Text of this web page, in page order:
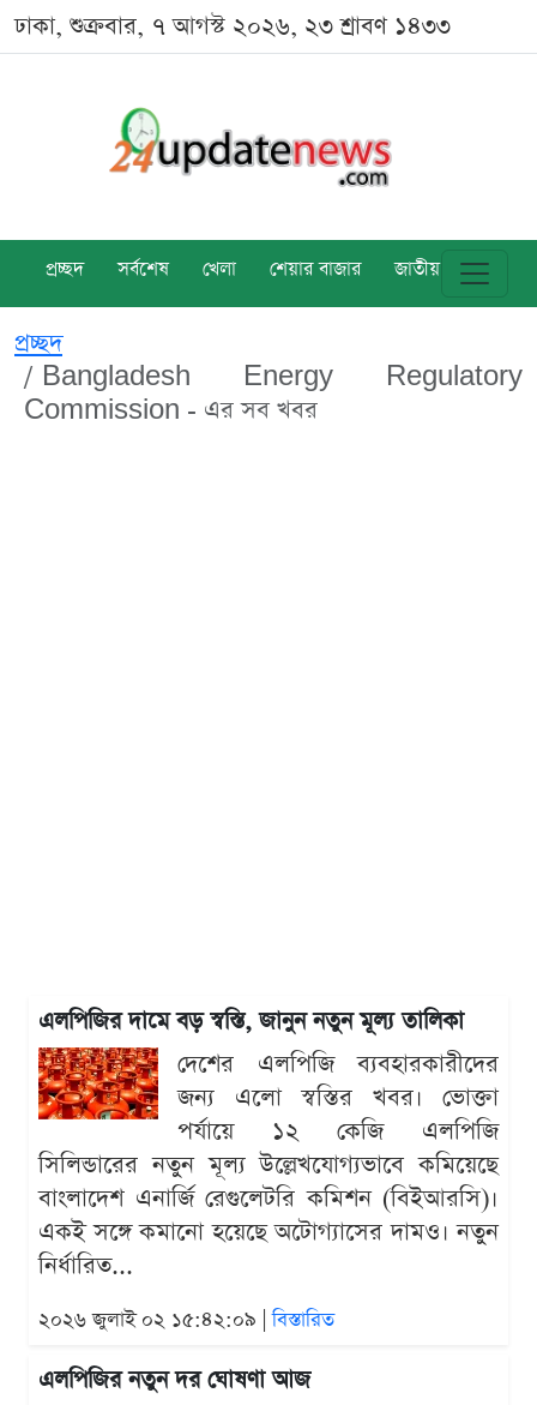
ঢাকা, শুক্রবার, ৭ আগস্ট ২০২৬, ২৩ শ্রাবণ ১৪৩৩
প্রচ্ছদ সর্বশেষ খেলা শেয়ার বাজার জাতীয় বিশ্ব
প্রচ্ছদ
Bangladesh Energy Regulatory
Commission - এর সব খবর
এলপিজির দামে বড় স্বস্তি, জানুন নতুন মূল্য তালিকা
দেশের এলপিজি ব্যবহারকারীদের
জন্য এলো স্বস্তির খবর। ভোক্তা
পর্যায়ে ১২ কেজি এলপিজি
সিলিন্ডারের নতুন মূল্য উল্লেখযোগ্যভাবে কমিয়েছে
বাংলাদেশ এনার্জি রেগুলেটরি কমিশন (বিইআরসি)।
একই সঙ্গে কমানো হয়েছে অটোগ্যাসের দামও। নতুন
নির্ধারিত...
২০২৬ জুলাই ০২ ১৫:৪২:০৯ |বিস্তারিত
এলপিজির নতুন দর ঘোষণা আজ